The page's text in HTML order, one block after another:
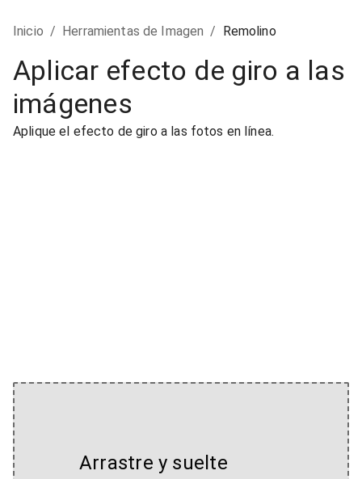
Inicio / Herramientas de Imagen / Remolino
Aplicar efecto de giro a las
imágenes
Aplique el efecto de giro a las fotos en línea.
Arrastre y suelte